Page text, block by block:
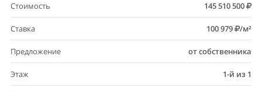
Стоимость 145 510 500
Ставка 100 979 /м²
Предложение от собственника
Этаж 1-й из 1